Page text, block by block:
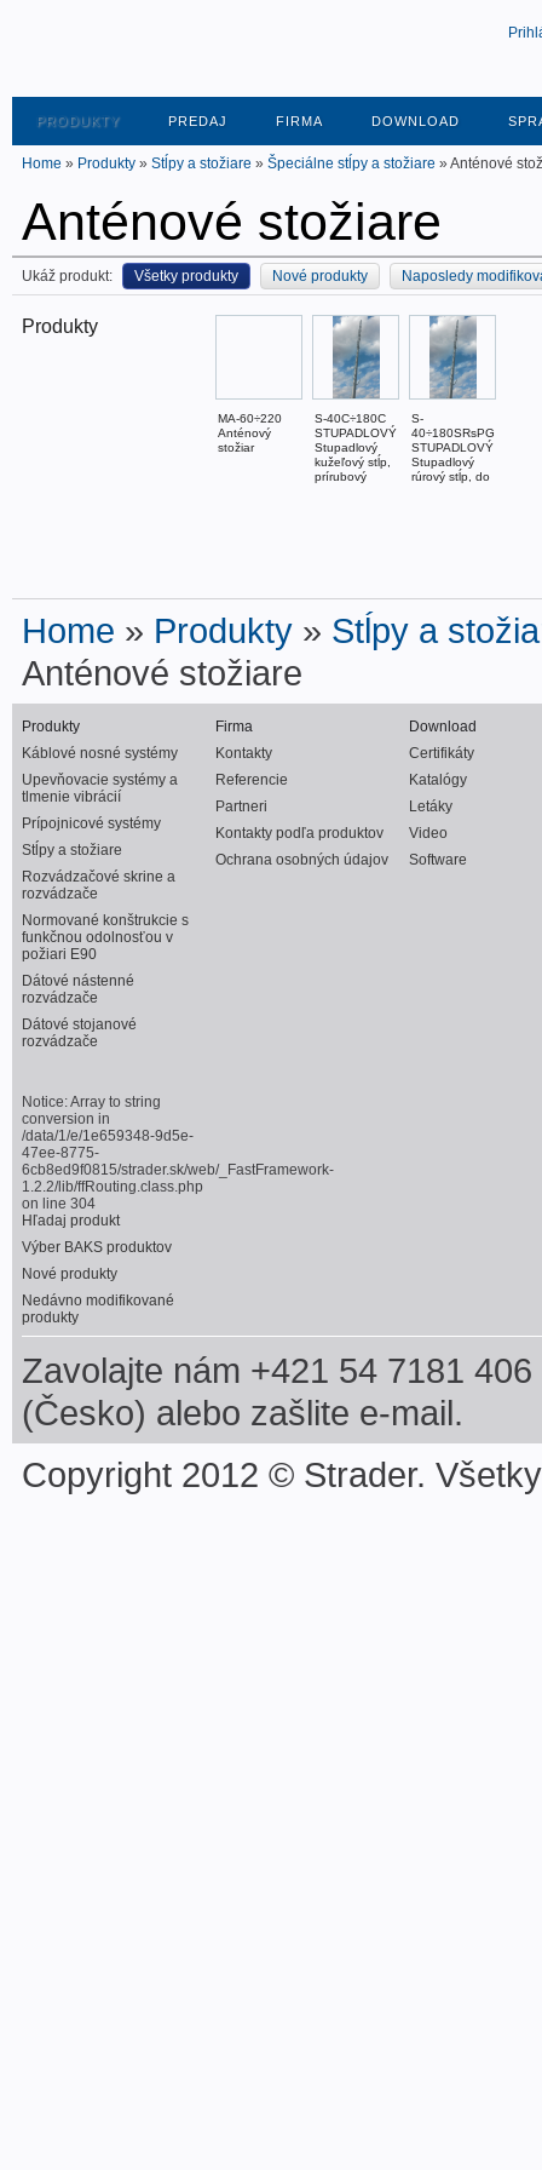
PRODUKTY PREDAJ FIRMA DOWNLOAD
Home » Produkty » Stĺpy a stožiare » Špeciálne stĺpy a stožiare » Anténové
Anténové stožiare
Ukáž produkt: Všetky produkty Nové produkty Naposledy
Produkty
MA-60÷220
Anténový
stožiar
S-40C÷180C
STUPADLOVÝ
Stupadlový
kužeľový stĺp,
prírubový
S-
40÷180SRsPG
STUPADLOVÝ
Stupadlový
rúrový stĺp, do
Home » Produkty » Stĺpy a
Anténové stožiare
Produkty
Káblové nosné systémy
Upevňovacie systémy a
tlmenie vibrácií
Prípojnicové systémy
Stĺpy a stožiare
Rozvádzačové skrine a
rozvádzače
Normované konštrukcie s
funkčnou odolnosťou v
požiari E90
Dátové nástenné
rozvádzače
Dátové stojanové
rozvádzače
Notice: Array to string
conversion in
/data/1/e/1e659348-9d5e-
47ee-8775-
6cb8ed9f0815/strader.sk/web/_FastFramework-
1.2.2/lib/ffRouting.class.php
on line 304
Hľadaj produkt
Výber BAKS produktov
Nové produkty
Nedávno modifikované
produkty
Firma
Kontakty
Referencie
Partneri
Kontakty podľa produktov
Ochrana osobných údajov
Download
Certifikáty
Katalógy
Letáky
Video
Software
Zavolajte nám +421 54 7181
(Česko) alebo zašlite e-mail.
Copyright 2012 © Strader.